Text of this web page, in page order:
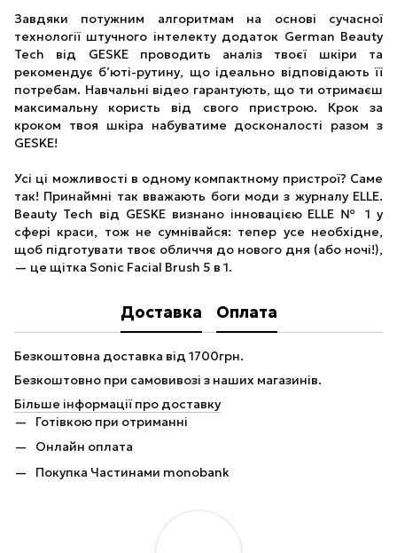
Завдяки потужним алгоритмам на основі сучасної
технології штучного інтелекту додаток German Beauty
Tech від GESKE проводить аналіз твоєї шкіри та
рекомендує б’юті-рутину, що ідеально відповідають її
потребам. Навчальні відео гарантують, що ти отримаєш
максимальну користь від свого пристрою. Крок за
кроком твоя шкіра набуватиме досконалості разом з
GESKE!
Усі ці можливості в одному компактному пристрої? Саме
так! Принаймні так вважають боги моди з журналу ELLE.
Beauty Tech від GESKE визнано інновацією ELLE № 1 у
сфері краси, тож не сумнівайся: тепер усе необхідне,
щоб підготувати твоє обличчя до нового дня (або ночі!),
— це щітка Sonic Facial Brush 5 в 1.
Доставка Оплата
Безкоштовна доставка від 1700грн.
Безкоштовно при самовивозі з наших магазинів.
Більше інформації про доставку
Готівкою при отриманні
Онлайн оплата
Покупка Частинами monobank